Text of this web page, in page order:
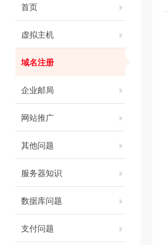
首页
虚拟主机
域名注册
企业邮局
网站推广
其他问题
服务器知识
数据库问题
支付问题